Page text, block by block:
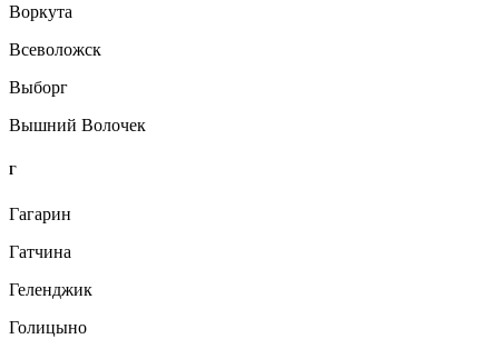
Воркута
Всеволожск
Выборг
Вышний Волочек
Г
Гагарин
Гатчина
Геленджик
Голицыно